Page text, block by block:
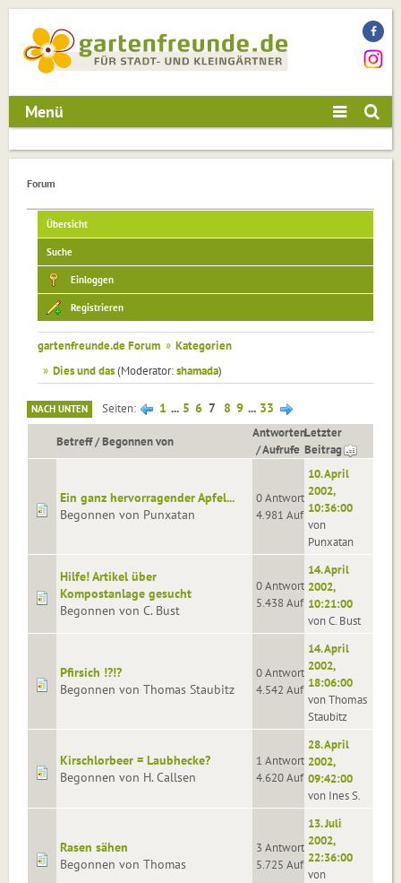
Menü
Forum
Übersicht
Suche
Einloggen
Registrieren
gartenfreunde.de Forum » Kategorien
» Dies und das(Moderator:shamada)
NACH UNTEN Seiten 1 ... 5 6 7 8 9 ... 33
Betreff/Begonnen von
Antworten
/Aufrufe
Letzter
Beitrag
Ein ganz hervorragender Apfel...
Begonnen von Punxatan
0 Antworten
4.981 Aufrufe
10. April
2002,
10:36:00
von
Punxatan
Hilfe! Artikel über
Kompostanlage gesucht
Begonnen von C. Bust
0 Antworten
5.438 Aufrufe
14. April
2002,
10:21:00
von C. Bust
Pfirsich !?!?
Begonnen von Thomas Staubitz
0 Antworten
4.542 Aufrufe
14. April
2002,
18:06:00
von Thomas
Staubitz
Kirschlorbeer = Laubhecke?
Begonnen von H. Callsen
1 Antworten
4.620 Aufrufe
28. April
2002,
09:42:00
von Ines S.
Rasen sähen
Begonnen von Thomas
3 Antworten
5.725 Aufrufe
13. Juli
2002,
22:36:00
von